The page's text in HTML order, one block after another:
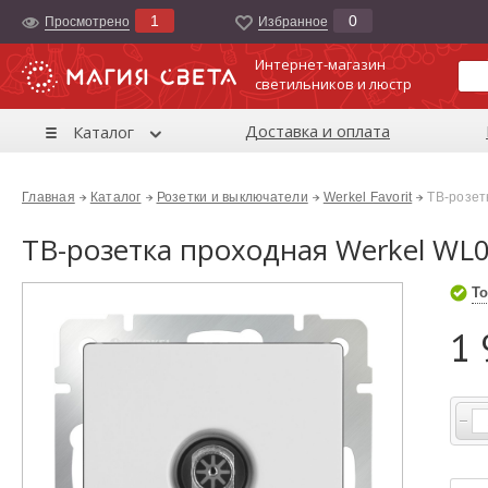
Просмотрено 1 Избранноe 0
Интернет-магазин
светильников и люстр
Каталог Доставка и оплата
Главная Каталог Розетки и выключатели Werkel Favorit ТВ-
ТВ-розетка проходная Werkel
1